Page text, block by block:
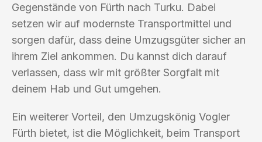
Gegenstände von Fürth nach Turku. Dabei
setzen wir auf modernste Transportmittel und
sorgen dafür, dass deine Umzugsgüter sicher an
ihrem Ziel ankommen. Du kannst dich darauf
verlassen, dass wir mit größter Sorgfalt mit
deinem Hab und Gut umgehen.
Ein weiterer Vorteil, den Umzugskönig Vogler
Fürth bietet, ist die Möglichkeit, beim Transport